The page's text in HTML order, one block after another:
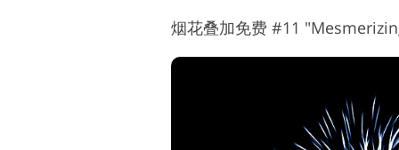
烟花叠加免费 #11